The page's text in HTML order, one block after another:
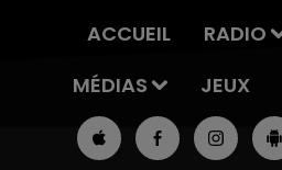
ACCUEIL RADIO
MÉDIAS
JEUX